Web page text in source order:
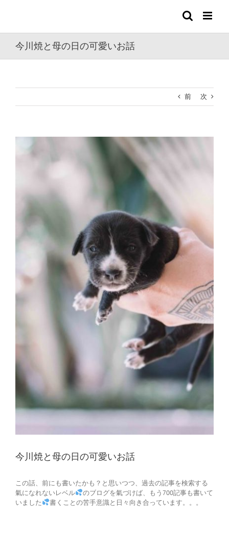
今川焼と母の日の可愛いお話
前 次
今川焼と母の日の可愛いお話
この話、前にも書いたかも？と思いつつ、過去の記事を検索する
氣になれないレベル
のブログを氣づけば、もう700記事も書いて
いました
書くことの苦手意識と日々向き合っています。。。